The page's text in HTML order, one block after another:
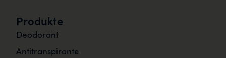
Produkte
Deodorant
Antitranspirante